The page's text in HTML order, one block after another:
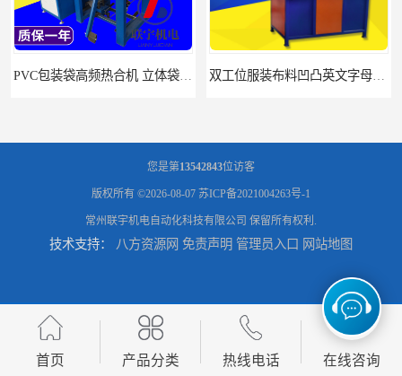
汽车坐垫压纹压花机规格 单头大台面凹凸压花机 现货供应 浙江布料凹凸4d压纹机生产厂家 服装凹凸4d压纹植胶机 经济实惠
您是第13542843位访客
版权所有 ©2026-08-07 苏ICP备2021004263号-1
常州联宇机电自动化科技有限公司 保留所有权利.
技术支持： 八方资源网 免责声明 管理员入口 网站地图
首页 产品分类 热线电话 在线咨询